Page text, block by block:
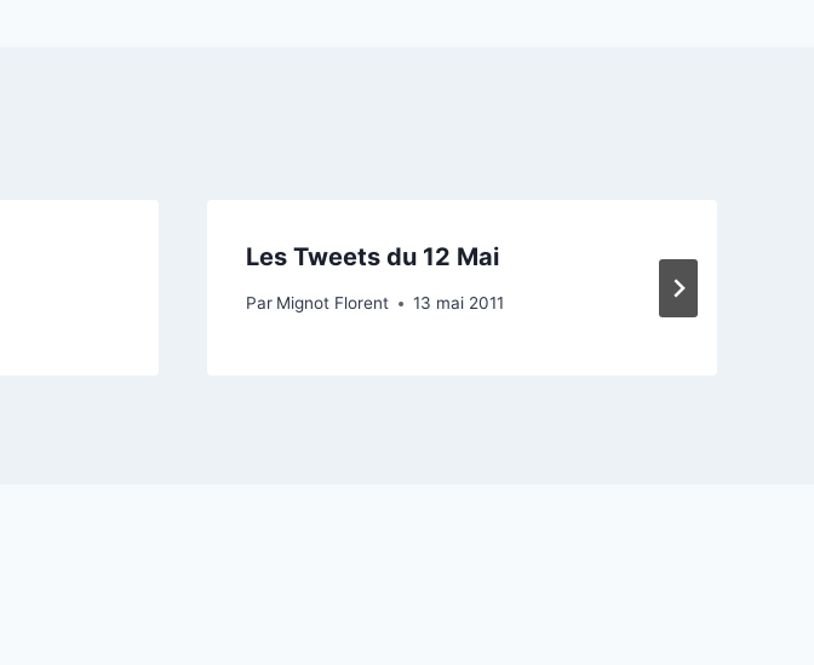
Les Tweets du 12 Mai
Par Mignot Florent 13 mai 2011